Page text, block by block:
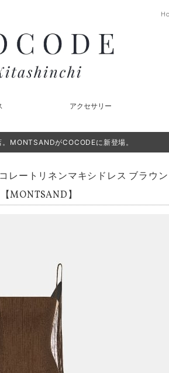
アクセサリー
。MONTSANDがCOCODEに新登場。
レートリネンマキシドレス ブラウ
MONTSAND】